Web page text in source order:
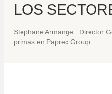
LOS
Stéphane Armange
Director
primas en Paprec Group